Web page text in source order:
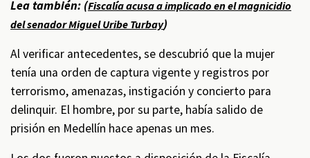
Lea también: (Fiscalía acusa a implicado en el magnicidio
del senador Miguel Uribe Turbay)
Al verificar antecedentes, se descubrió que la mujer
tenía una orden de captura vigente y registros por
terrorismo, amenazas, instigación y concierto para
delinquir. El hombre, por su parte, había salido de
prisión en Medellín hace apenas un mes.